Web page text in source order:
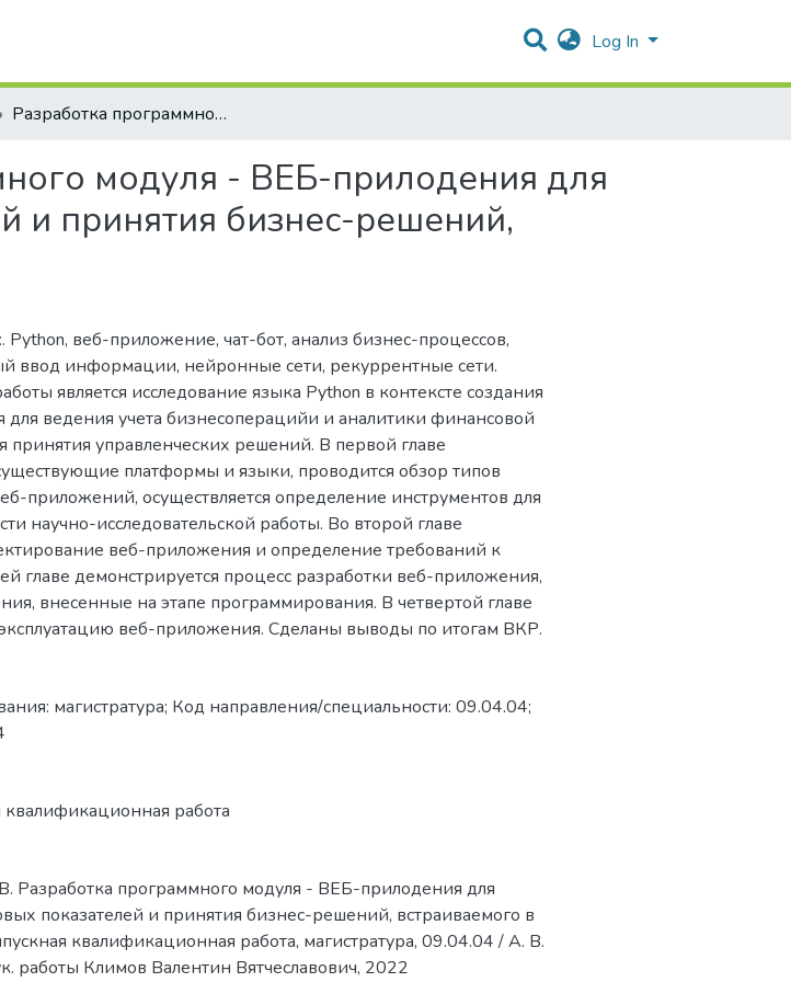
Log In
Разработка программного модуля - ВЕБ-прилодения для расчета финансовых показателей и принятия бизнес-решений, встраиваемого в ВЕБ=ресурс
модуля - ВЕБ-прилодения для
и принятия бизнес-решений,
Python, веб-приложение, чат-бот, анализ бизнес-процессов,
ввод информации, нейронные сети, рекуррентные сети.
является исследование языка Python в контексте создания
ведения учета бизнесоперацийи и аналитики финансовой
управленческих решений. В первой главе
платформы и языки, проводится обзор типов
приложений, осуществляется определение инструментов для
научно-исследовательской работы. Во второй главе
веб-приложения и определение требований к
главе демонстрируется процесс разработки веб-приложения,
внесенные на этапе программирования. В четвертой главе
веб-приложения. Сделаны выводы по итогам ВКР.
магистратура; Код направления/специальности: 09.04.04;
квалификационная работа
Разработка программного модуля - ВЕБ-прилодения для
показателей и принятия бизнес-решений, встраиваемого в
квалификационная работа, магистратура, 09.04.04 / А. В.
работы Климов Валентин Вятчеславович, 2022